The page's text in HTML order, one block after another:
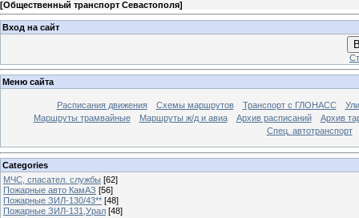
[Общественный транспорт Севастополя]
Вход на сайт
Меню сайта
Расписания движения Схемы маршрутов Транспорт с ГЛОНАСС
Маршруты трамвайные
Маршруты ж/д и авиа Архив расписаний
Архив
Спец. автотранспорт
Categories
МЧС, спасател. службы [62]
Пожарные авто КамАЗ [56]
Пожарные ЗИЛ-130/43** [48]
Пожарные ЗИЛ-131,Урал [48]